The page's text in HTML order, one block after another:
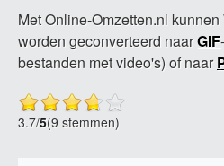
Met Online-Omzetten.nl
worden geconverteerd naarGIF
bestanden met video's) of naar
3.7/5(9 stemmen)